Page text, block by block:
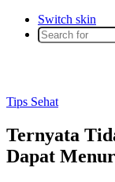
Switch skin
Tips Sehat
Ternyata
Dapat